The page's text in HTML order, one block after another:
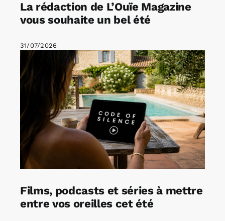
La rédaction de L’Ouïe Magazine
vous souhaite un bel été
31/07/2026
Films, podcasts et séries à mettre
entre vos oreilles cet été